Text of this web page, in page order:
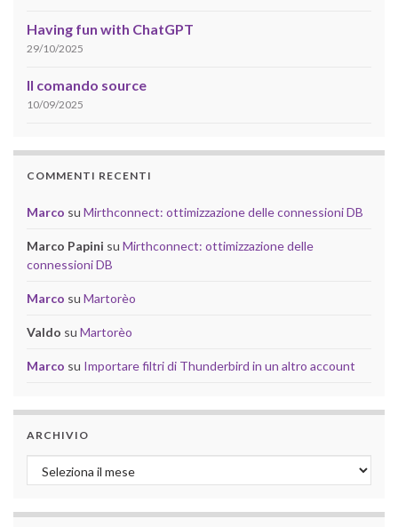
Having fun with ChatGPT
29/10/2025
Il comando source
10/09/2025
COMMENTI RECENTI
Marco su Mirthconnect: ottimizzazione delle connessioni DB
Marco Papini su Mirthconnect: ottimizzazione delle
connessioni DB
Marco su Martorèo
Valdo su Martorèo
Marco su Importare filtri di Thunderbird in un altro account
ARCHIVIO
Archivio